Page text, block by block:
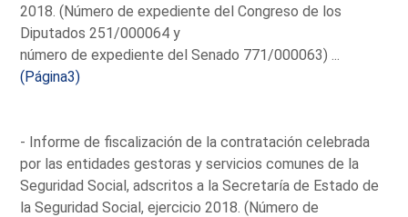
2018. (Número de expediente del Congreso de los
Diputados 251/000064 y
número de expediente del Senado 771/000063) ...
(Página3)
- Informe de fiscalización de la contratación celebrada
por las entidades gestoras y servicios comunes de la
Seguridad Social, adscritos a la Secretaría de Estado de
la Seguridad Social, ejercicio 2018. (Número de